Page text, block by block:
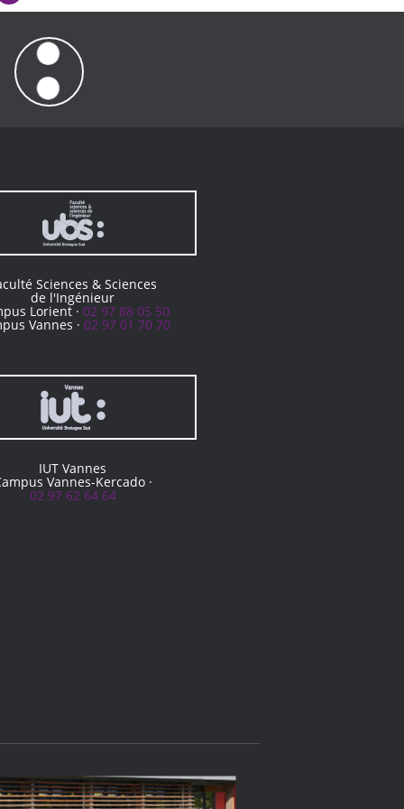
Sciences & Sciences
de l'Ingénieur
Lorient · 02 97 88 05 50
Vannes · 02 97 01 70 70
IUT Vannes
Vannes-Kercado ·
02 97 62 64 64